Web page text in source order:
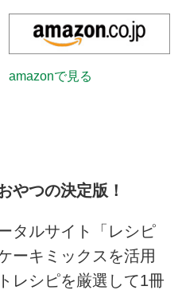
amazonで見る
やつの決定版！
タルサイト「レシピ
ーキミックスを活用
レシピを厳選して1冊